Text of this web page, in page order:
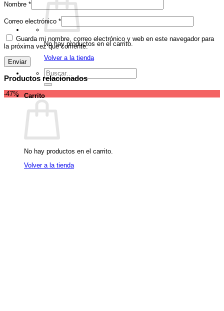
No hay productos en el carrito.
Volver a la tienda
Buscar
por:
Carrito
No hay productos en el carrito.
Volver a la tienda
Nombre *
Correo electrónico *
Guarda mi nombre, correo electrónico y web en este navegador para
la próxima vez que comente.
Productos relacionados
-47%